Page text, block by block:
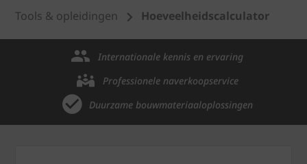
Tools & opleidingen Hoeveelheidscalculator
Internationale kennis en ervaring
Professionele naverkoopservice
Duurzame bouwmateriaaloplossingen